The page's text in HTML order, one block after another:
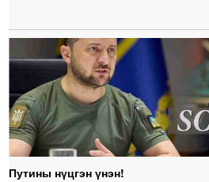
Путины нүцгэн үнэн!